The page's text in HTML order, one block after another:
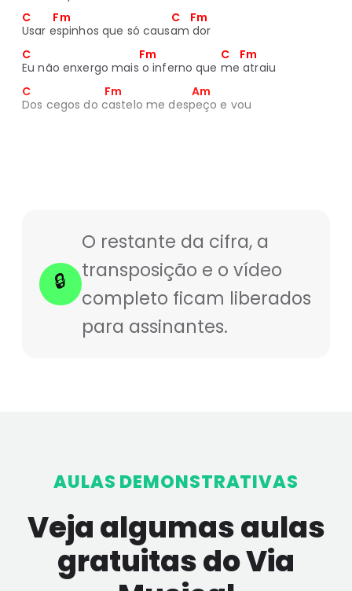
C         Fm                                         C    Fm
Usar espinhos que só causam dor
C                                            Fm                          C    Fm
Eu não enxergo mais o inferno que me atraiu
C                              Fm                            Am
Dos cegos do castelo me despeço e vou
🔒
O restante da cifra, a
transposição e o vídeo
completo ficam liberados
para assinantes.
AULAS DEMONSTRATIVAS
Veja algumas aulas
gratuitas do Via